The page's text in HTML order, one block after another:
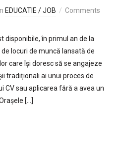
EDUCATIE / JOB
Comments
disponibile, în primul an de la
locuri de muncă lansată de
care își doresc să se angajeze
tradiționali ai unui proces de
CV sau aplicarea fără a avea un
[…]